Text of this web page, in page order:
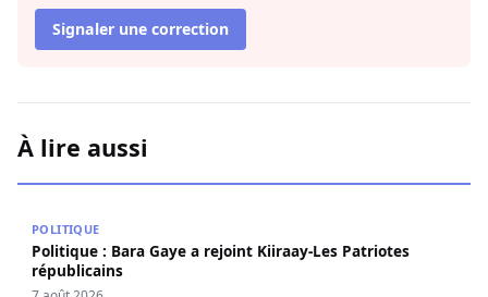
Signaler une correction
À lire aussi
POLITIQUE
Politique : Bara Gaye a rejoint Kiiraay-Les Patriotes
républicains